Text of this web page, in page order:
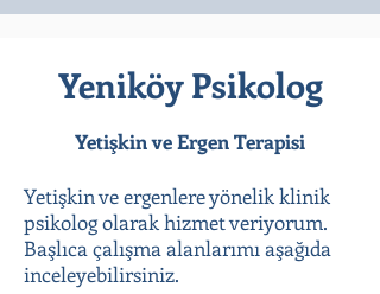
Yeniköy Psikolog
Yetişkin ve Ergen Terapisi
Yetişkin ve ergenlere yönelik klinik
psikolog olarak hizmet veriyorum.
Başlıca çalışma alanlarımı aşağıda
inceleyebilirsiniz.